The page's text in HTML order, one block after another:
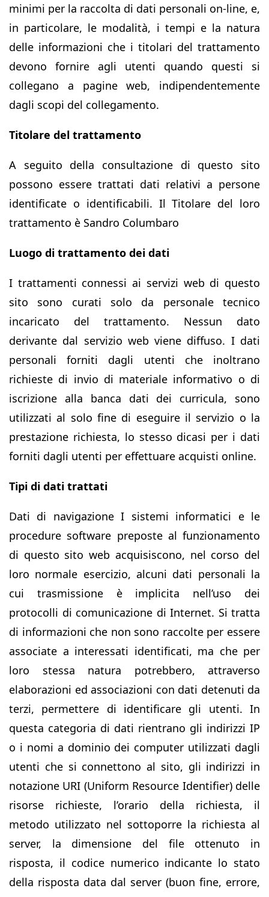
minimi per la raccolta di dati personali on-line, e,
in particolare, le modalità, i tempi e la natura
delle informazioni che i titolari del trattamento
devono fornire agli utenti quando questi si
collegano a pagine web, indipendentemente
dagli scopi del collegamento.
Titolare del trattamento
A seguito della consultazione di questo sito
possono essere trattati dati relativi a persone
identificate o identificabili. Il Titolare del loro
trattamento è Sandro Columbaro
Luogo di trattamento dei dati
I trattamenti connessi ai servizi web di questo
sito sono curati solo da personale tecnico
incaricato del trattamento. Nessun dato
derivante dal servizio web viene diffuso. I dati
personali forniti dagli utenti che inoltrano
richieste di invio di materiale informativo o di
iscrizione alla banca dati dei curricula, sono
utilizzati al solo fine di eseguire il servizio o la
prestazione richiesta, lo stesso dicasi per i dati
forniti dagli utenti per effettuare acquisti online.
Tipi di dati trattati
Dati di navigazione I sistemi informatici e le
procedure software preposte al funzionamento
di questo sito web acquisiscono, nel corso del
loro normale esercizio, alcuni dati personali la
cui trasmissione è implicita nell’uso dei
protocolli di comunicazione di Internet. Si tratta
di informazioni che non sono raccolte per essere
associate a interessati identificati, ma che per
loro stessa natura potrebbero, attraverso
elaborazioni ed associazioni con dati detenuti da
terzi, permettere di identificare gli utenti. In
questa categoria di dati rientrano gli indirizzi IP
o i nomi a dominio dei computer utilizzati dagli
utenti che si connettono al sito, gli indirizzi in
notazione URI (Uniform Resource Identifier) delle
risorse richieste, l’orario della richiesta, il
metodo utilizzato nel sottoporre la richiesta al
server, la dimensione del file ottenuto in
risposta, il codice numerico indicante lo stato
della risposta data dal server (buon fine, errore,